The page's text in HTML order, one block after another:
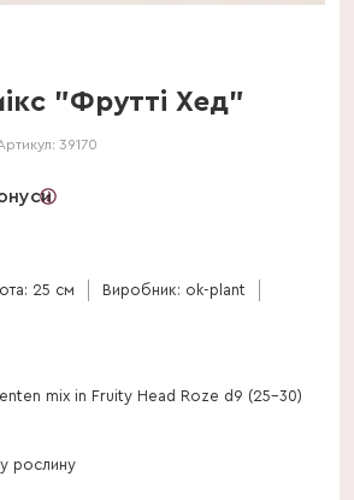
"Фрутті Хед"
39170
25 см
Виробник: ok-plant
mix in Fruity Head Roze d9 (25-30)
рослину